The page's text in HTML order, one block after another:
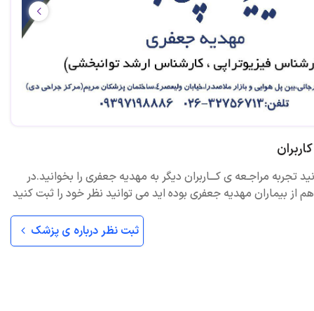
تجربه مراجـعه ی کـــاربران دیگر به مهدیه جعفری را بخوانید.در
از بیماران مهدیه جعفری بوده اید می توانید نظر خود را ثبت کنید
ثبت نظر درباره ی پزشک